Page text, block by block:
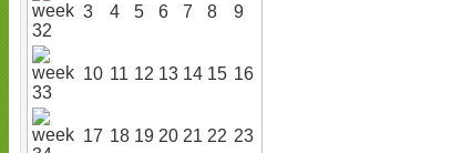
3 4 5 6 7 8 9
10 11 12 13 14 15 16
17 18 19 20 21 22 23